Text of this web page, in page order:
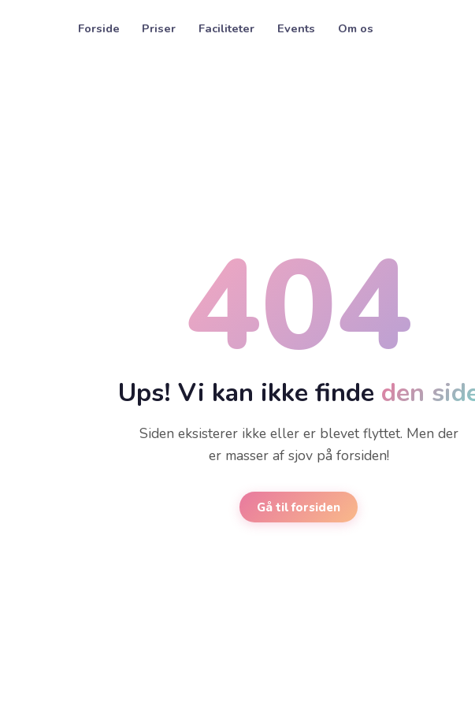
Forside Priser Faciliteter Events Om os
404
Ups! Vi kan ikke finde den
Siden eksisterer ikke eller er blevet flyttet. Men der
er masser af sjov på forsiden!
Gå til forsiden